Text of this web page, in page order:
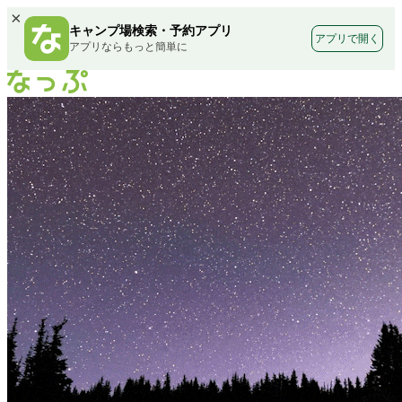
×
キャンプ場検索・予約アプリ
アプリならもっと簡単に
アプリで開く